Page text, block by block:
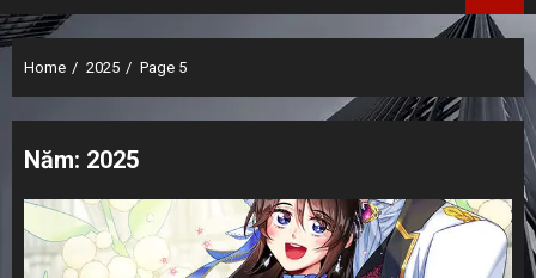
Menu
Home 2025 Page 5
Năm: 2025